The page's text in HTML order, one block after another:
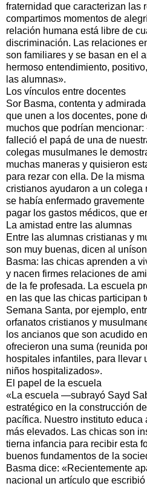
fraternidad que caracterizan las
compartimos momentos de
relación humana está libre de
discriminación. Las relaciones
son familiares y se basan en el
hermoso entendimiento,
las alumnas».
Los vínculos entre docentes
Sor Basma, contenta y
que unen a los docentes, pone
muchos que podrían
falleció el papá de una de
colegas musulmanes le
muchas maneras y quisieron
para rezar con ella. De la
cristianos ayudaron a un colega
se había enfermado
pagar los gastos médicos, que
La amistad entre las alumnas
Entre las alumnas cristianas y
son muy buenas, dicen al
Basma: las chicas aprenden a
y nacen firmes relaciones de
de la fe profesada. La escuela
en las que las chicas participan
Semana Santa, por ejemplo,
orfanatos cristianos y
los ancianos que son acudido
ofrecieron una suma (reunida
hospitales infantiles, para llevar
niños hospitalizados».
El papel de la escuela
«La escuela —subrayó Sayd
estratégico en la construcción
pacífica. Nuestro instituto
más elevados. Las chicas son
tierna infancia para recibir esta
buenos fundamentos de la
Basma dice: «Recientemente
nacional un artículo que